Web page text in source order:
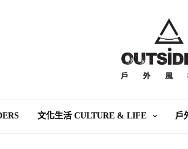
文化生活 CULTURE & LIFE 戶